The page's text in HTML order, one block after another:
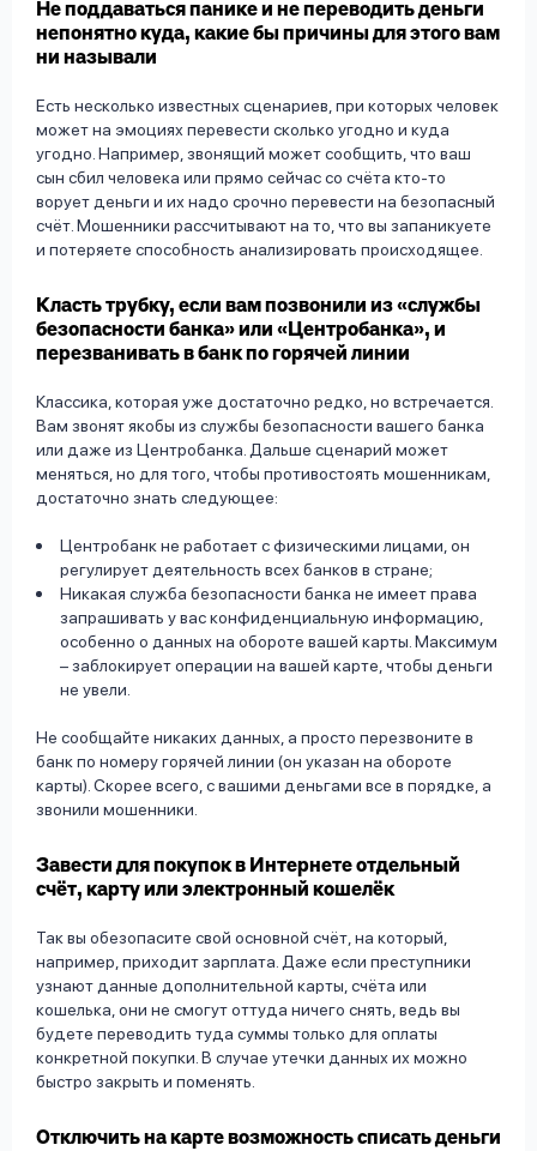
Не поддаваться панике и не переводить деньги
непонятно куда, какие бы причины для этого вам
ни называли
Есть несколько известных сценариев, при которых человек
может на эмоциях перевести сколько угодно и куда
угодно. Например, звонящий может сообщить, что ваш
сын сбил человека или прямо сейчас со счёта кто-то
ворует деньги и их надо срочно перевести на безопасный
счёт. Мошенники рассчитывают на то, что вы запаникуете
и потеряете способность анализировать происходящее.
Класть трубку, если вам позвонили из «службы
безопасности банка» или «Центробанка», и
перезванивать в банк по горячей линии
Классика, которая уже достаточно редко, но встречается.
Вам звонят якобы из службы безопасности вашего банка
или даже из Центробанка. Дальше сценарий может
меняться, но для того, чтобы противостоять мошенникам,
достаточно знать следующее:
Центробанк не работает с физическими лицами, он
регулирует деятельность всех банков в стране;
Никакая служба безопасности банка не имеет права
запрашивать у вас конфиденциальную информацию,
особенно о данных на обороте вашей карты. Максимум
– заблокирует операции на вашей карте, чтобы деньги
не увели.
Не сообщайте никаких данных, а просто перезвоните в
банк по номеру горячей линии (он указан на обороте
карты). Скорее всего, с вашими деньгами все в порядке, а
звонили мошенники.
Завести для покупок в Интернете отдельный
счёт, карту или электронный кошелёк
Так вы обезопасите свой основной счёт, на который,
например, приходит зарплата. Даже если преступники
узнают данные дополнительной карты, счёта или
кошелька, они не смогут оттуда ничего снять, ведь вы
будете переводить туда суммы только для оплаты
конкретной покупки. В случае утечки данных их можно
быстро закрыть и поменять.
Отключить на карте возможность списать деньги